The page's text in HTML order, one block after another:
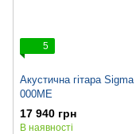
5
Акустична гітара Sigma
000ME
17 940 грн
В наявності